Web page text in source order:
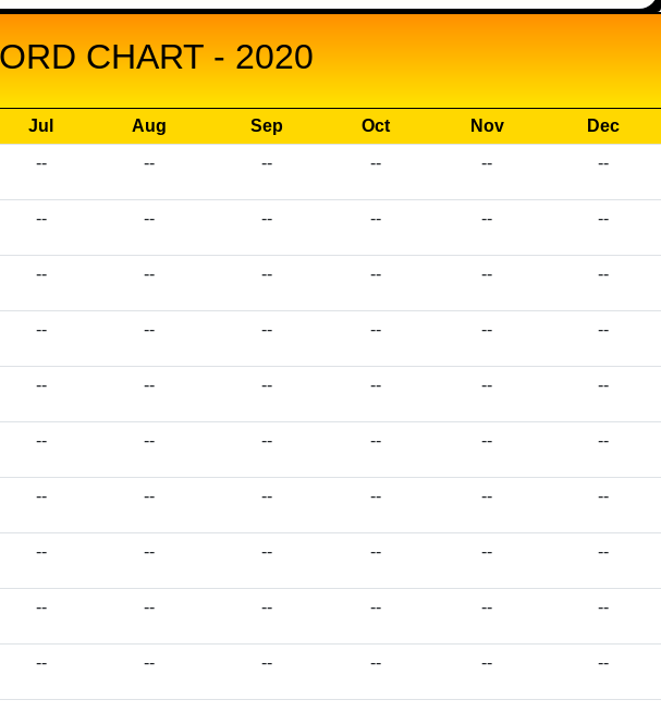
CHART - 2020
Jul Aug Sep Oct Nov
Dec
-- -- -- -- -- --
-- -- -- -- -- --
-- -- -- -- -- --
-- -- -- -- -- --
-- -- -- -- -- --
-- -- -- -- -- --
-- -- -- -- -- --
-- -- -- -- -- --
-- -- -- -- -- --
-- -- -- -- -- --